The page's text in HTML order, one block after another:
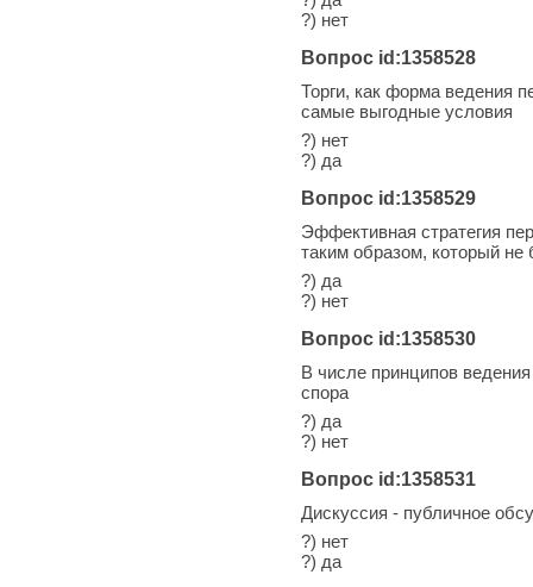
?) нет
Вопрос id:1358528
Торги, как форма ведения
самые выгодные условия
?) нет
?) да
Вопрос id:1358529
Эффективная стратегия
таким образом, который не
?) да
?) нет
Вопрос id:1358530
В числе принципов
спора
?) да
?) нет
Вопрос id:1358531
Дискуссия - публичное
?) нет
?) да